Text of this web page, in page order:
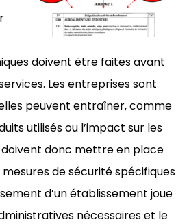
doivent être faites avant
Les entreprises sont
peuvent entraîner, comme
utilisés ou l’impact sur les
donc mettre en place
de sécurité spécifiques
d’un établissement joue
nécessaires et le